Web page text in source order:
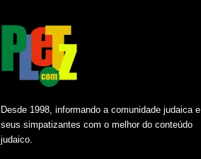
Desde 1998, informando a comunidade judaica e
seus simpatizantes com o melhor do conteúdo
judaico.